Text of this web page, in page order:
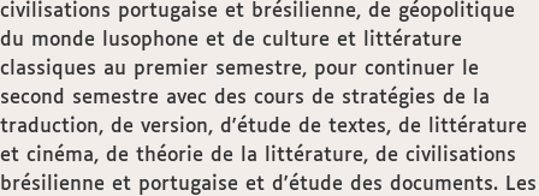
civilisations portugaise et brésilienne, de géopolitique
du monde lusophone et de culture et littérature
classiques au premier semestre, pour continuer le
second semestre avec des cours de stratégies de la
traduction, de version, d'étude de textes, de littérature
et cinéma, de théorie de la littérature, de civilisations
brésilienne et portugaise et d'étude des documents. Les